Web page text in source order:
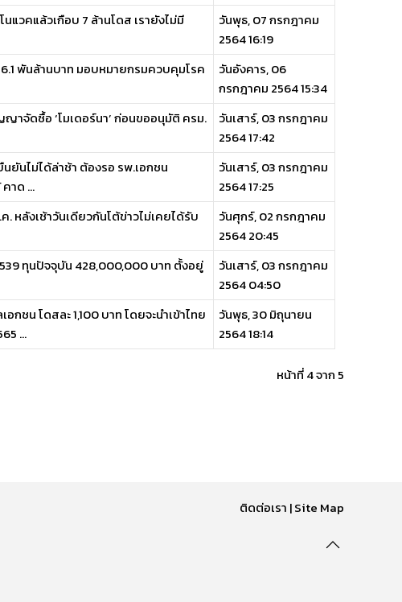
แวคแล้วเกือบ 7 ล้านโดส เรายังไม่มี
วันพุธ, 07 กรกฎาคม
2564 16:19
6.1 พันล้านบาท มอบหมายกรมควบคุมโรค
วันอังคาร, 06
กรกฎาคม 2564 15:34
าจัดซื้อ ‘โมเดอร์นา’ ก่อนขออนุมัติ ครม.
วันเสาร์, 03 กรกฎาคม
2564 17:42
ยันไม่ได้ล่าช้า ต้องรอ รพ.เอกชน
าด ...
วันเสาร์, 03 กรกฎาคม
2564 17:25
ลังเช้าวันเดียวกันโต้ข่าวไม่เคยได้รับ
วันศุกร์, 02 กรกฎาคม
2564 20:45
ทุนปัจจุบัน 428,000,000 บาท ตั้งอยู่
วันเสาร์, 03 กรกฎาคม
2564 04:50
ชน โดสละ 1,100 บาท โดยจะนำเข้าไทย
...
วันพุธ, 30 มิถุนายน
2564 18:14
หน้าที่ 4 จาก 5
ติดต่อเรา |Site Map